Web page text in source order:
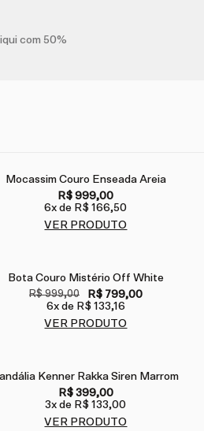
liqui com 50%
Mocassim Couro Enseada Areia
R$ 999,00
6x de R$ 166,50
VER PRODUTO
Bota Couro Mistério Off White
R$ 999,00
R$ 799,00
6x de R$ 133,16
VER PRODUTO
Kenner Rakka Siren Marrom
R$ 399,00
3x de R$ 133,00
VER PRODUTO